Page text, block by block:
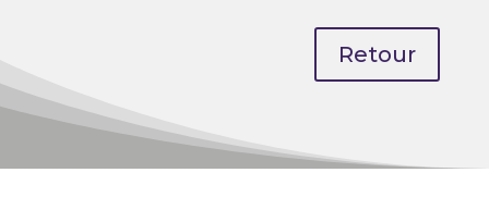
Retour